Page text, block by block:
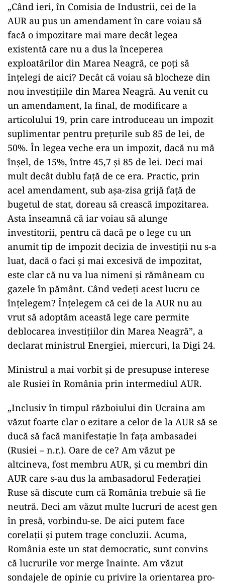
„Când ieri, în Comisia de Industrii, cei de la
AUR au pus un amendament în care voiau să
facă o impozitare mai mare decât legea
existentă care nu a dus la începerea
exploatărilor din Marea Neagră, ce poţi să
înţelegi de aici? Decât că voiau să blocheze din
nou investiţiile din Marea Neagră. Au venit cu
un amendament, la final, de modificare a
articolului 19, prin care introduceau un impozit
suplimentar pentru preţurile sub 85 de lei, de
50%. În legea veche era un impozit, dacă nu mă
înşel, de 15%, între 45,7 şi 85 de lei. Deci mai
mult decât dublu faţă de ce era. Practic, prin
acel amendament, sub aşa-zisa grijă faţă de
bugetul de stat, doreau să crească impozitarea.
Asta înseamnă că iar voiau să alunge
investitorii, pentru că dacă pe o lege cu un
anumit tip de impozit decizia de investiţii nu s-a
luat, dacă o faci şi mai excesivă de impozitat,
este clar că nu va lua nimeni şi rămâneam cu
gazele în pământ. Când vedeţi acest lucru ce
înţelegem? Înţelegem că cei de la AUR nu au
vrut să adoptăm această lege care permite
deblocarea investiţiilor din Marea Neagră”, a
declarat ministrul Energiei, miercuri, la Digi 24.
Ministrul a mai vorbit și de presupuse interese
ale Rusiei în România prin intermediul AUR.
„Inclusiv în timpul războiului din Ucraina am
văzut foarte clar o ezitare a celor de la AUR să se
ducă să facă manifestaţie în faţa ambasadei
(Rusiei – n.r.). Oare de ce? Am văzut pe
altcineva, fost membru AUR, şi cu membri din
AUR care s-au dus la ambasadorul Federaţiei
Ruse să discute cum că România trebuie să fie
neutră. Deci am văzut multe lucruri de acest gen
în presă, vorbindu-se. De aici putem face
corelaţii şi putem trage concluzii. Acuma,
România este un stat democratic, sunt convins
că lucrurile vor merge înainte. Am văzut
sondajele de opinie cu privire la orientarea pro-